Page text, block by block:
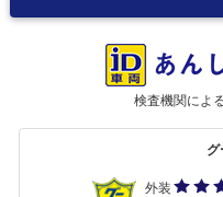
検査機関によ
グ
外装